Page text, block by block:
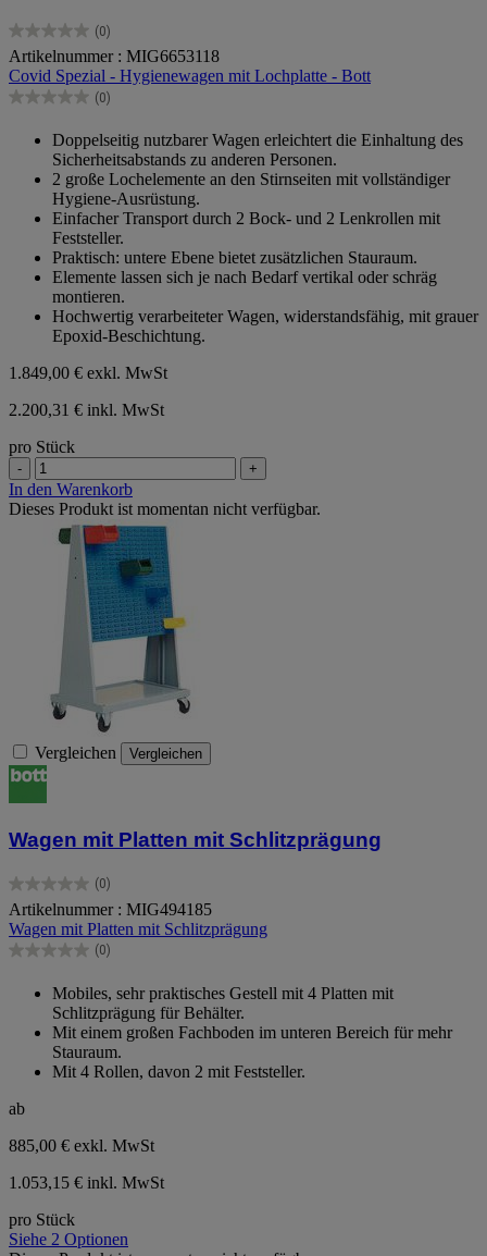
(0)
0.0
von
5
Sternen.
Artikelnummer : MIG6653118
Covid Spezial - Hygienewagen mit Lochplatte - Bott
(0)
0.0
Sternen.
Doppelseitig nutzbarer Wagen erleichtert die Einhaltung des
Sicherheitsabstands zu anderen Personen.
2 große Lochelemente an den Stirnseiten mit vollständiger
Hygiene-Ausrüstung.
Einfacher Transport durch 2 Bock- und 2 Lenkrollen mit
Feststeller.
Praktisch: untere Ebene bietet zusätzlichen Stauraum.
Elemente lassen sich je nach Bedarf vertikal oder schräg
montieren.
Hochwertig verarbeiteter Wagen, widerstandsfähig, mit grauer
Epoxid-Beschichtung.
1.849,00 € exkl. MwSt
2.200,31 € inkl. MwSt
pro Stück
- +
In den Warenkorb
Dieses Produkt ist momentan nicht verfügbar.
Vergleichen Vergleichen
Wagen mit Platten mit Schlitzprägung
(0)
0.0
von
5
Sternen.
Artikelnummer : MIG494185
Wagen mit Platten mit Schlitzprägung
(0)
0.0
Sternen.
Mobiles, sehr praktisches Gestell mit 4 Platten mit
Schlitzprägung für Behälter.
Mit einem großen Fachboden im unteren Bereich für mehr
Stauraum.
Mit 4 Rollen, davon 2 mit Feststeller.
ab
885,00 € exkl. MwSt
1.053,15 € inkl. MwSt
pro Stück
Siehe 2 Optionen